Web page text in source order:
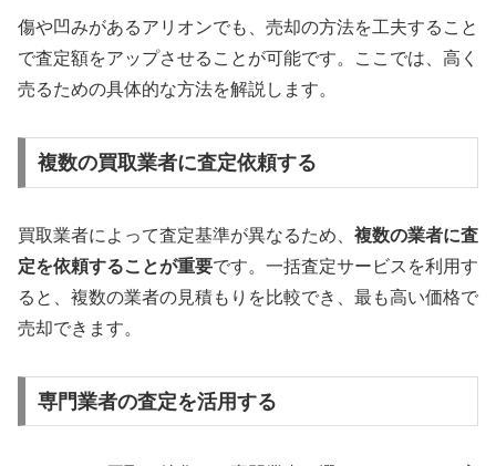
傷や凹みがあるアリオンでも、売却の方法を工夫すること
で査定額をアップさせることが可能です。ここでは、高く
売るための具体的な方法を解説します。
複数の買取業者に査定依頼する
買取業者によって査定基準が異なるため、 複数の業者に査
定を依頼することが重要です。一括査定サービスを利用す
ると、複数の業者の見積もりを比較でき、最も高い価格で
売却できます。
専門業者の査定を活用する